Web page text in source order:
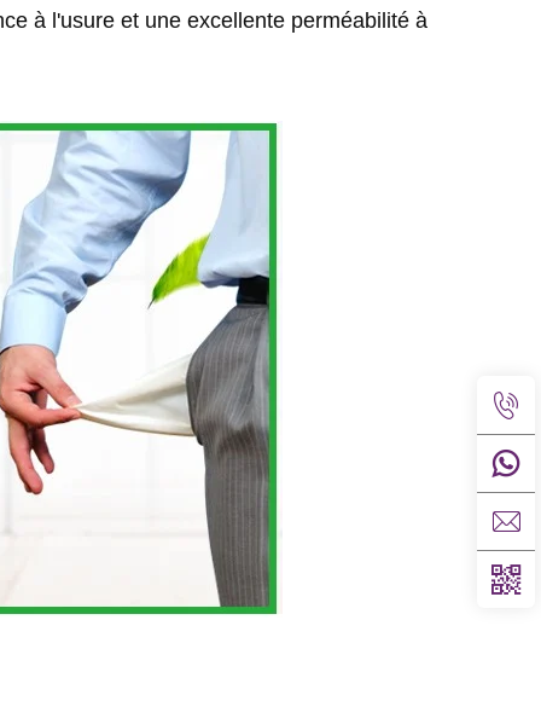
à l'usure et une excellente perméabilité à